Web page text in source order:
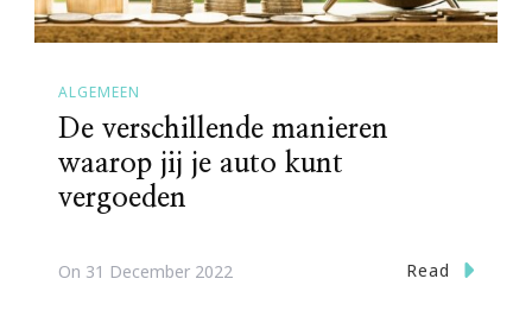
ALGEMEEN
De verschillende manieren
waarop jij je auto kunt
vergoeden
On 31 December 2022 Read